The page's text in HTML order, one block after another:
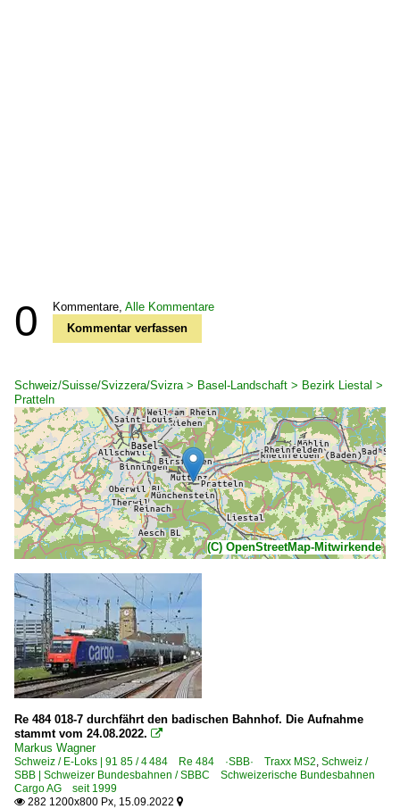
0 Kommentare, Alle Kommentare
Kommentar verfassen
Schweiz/Suisse/Svizzera/Svizra > Basel-Landschaft > Bezirk Liestal >
Pratteln
(C) OpenStreetMap-Mitwirkende
Re 484 018-7 durchfährt den badischen Bahnhof. Die Aufnahme
stammt vom 24.08.2022. 
Markus Wagner
Schweiz / E-Loks | 91 85 / 4 484 Re 484 ·SBB· Traxx MS2, Schweiz /
SBB | Schweizer Bundesbahnen / SBBC Schweizerische Bundesbahnen
Cargo AG seit 1999
 282 1200x800 Px, 15.09.2022 